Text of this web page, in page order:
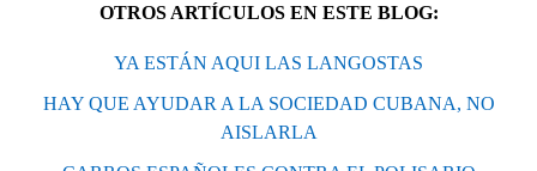
OTROS ARTÍCULOS EN ESTE BLOG:
YA ESTÁN AQUI LAS LANGOSTAS
HAY QUE AYUDAR A LA SOCIEDAD CUBANA, NO
AISLARLA